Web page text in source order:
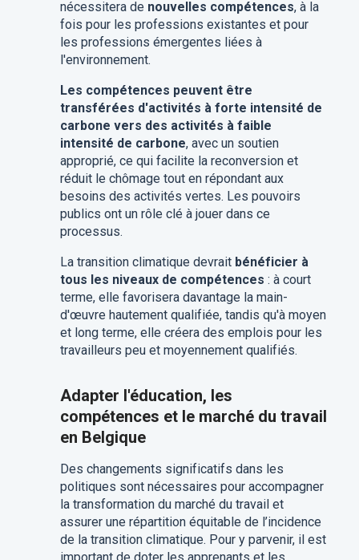
nécessitera de nouvelles compétences, à la
fois pour les professions existantes et pour
les professions émergentes liées à
l'environnement.
Les compétences peuvent être
transférées d'activités à forte intensité de
carbone vers des activités à faible
intensité de carbone, avec un soutien
approprié, ce qui facilite la reconversion et
réduit le chômage tout en répondant aux
besoins des activités vertes. Les pouvoirs
publics ont un rôle clé à jouer dans ce
processus.
La transition climatique devrait bénéficier à
tous les niveaux de compétences : à court
terme, elle favorisera davantage la main-
d'œuvre hautement qualifiée, tandis qu'à moyen
et long terme, elle créera des emplois pour les
travailleurs peu et moyennement qualifiés.
Adapter l'éducation, les
compétences et le marché du travail
en Belgique
Des changements significatifs dans les
politiques sont nécessaires pour accompagner
la transformation du marché du travail et
assurer une répartition équitable de l’incidence
de la transition climatique. Pour y parvenir, il est